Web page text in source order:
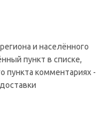
и населённого
пункт в списке,
пункта комментариях -